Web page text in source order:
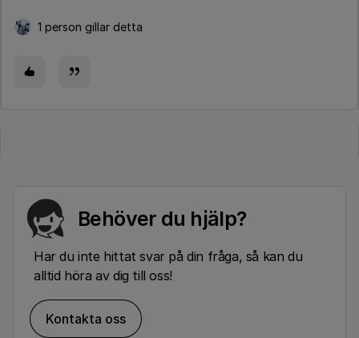
1 person gillar detta
Behöver du hjälp?
Har du inte hittat svar på din fråga, så kan du
alltid höra av dig till oss!
Kontakta oss